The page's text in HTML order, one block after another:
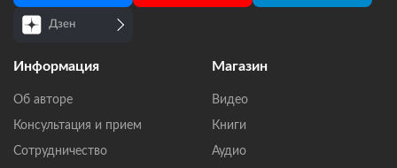
Дзен
Информация
Об авторе
Консультация и прием
Сотрудничество
Магазин
Видео
Книги
Аудио